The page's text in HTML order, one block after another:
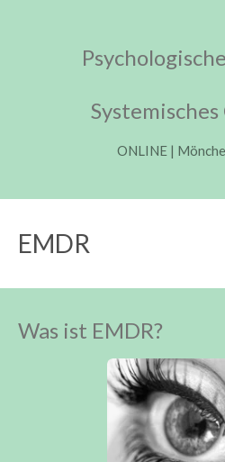
ONLINE |
EMDR
Was ist EMDR?